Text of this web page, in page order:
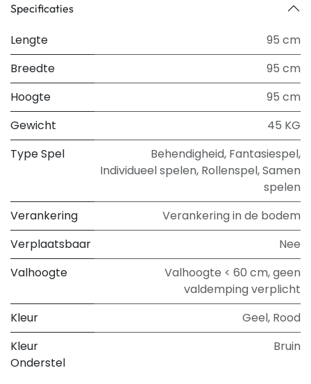
Specificaties
Lengte
95 cm
Breedte
95 cm
Hoogte
95 cm
Gewicht
45 KG
Type Spel
Behendigheid, Fantasiespel,
Individueel spelen, Rollenspel,Samen
spelen
Verankering
Verankering in de bodem
Verplaatsbaar
Nee
Valhoogte
Valhoogte < 60 cm, geen
valdemping verplicht
Kleur
Geel, Rood
Kleur
Onderstel
Bruin